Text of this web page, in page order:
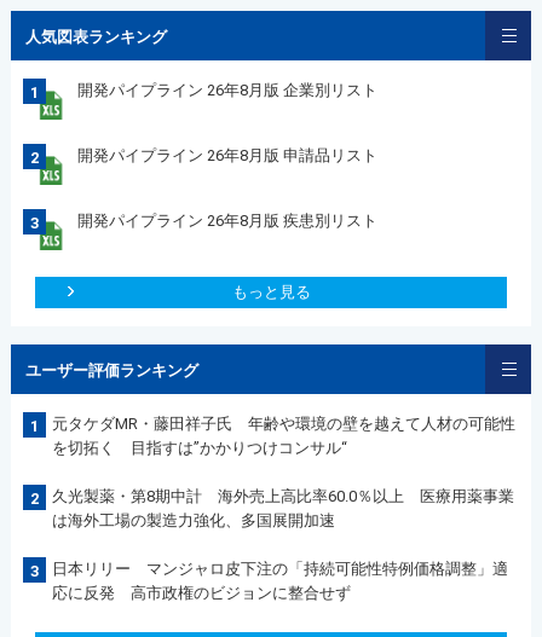
人気図表ランキング
1 開発パイプライン 26年8月版 企業別リスト
2 開発パイプライン 26年8月版 申請品リスト
3 開発パイプライン 26年8月版 疾患別リスト
もっと見る
ユーザー評価ランキング
1
元タケダMR・藤田祥子氏 年齢や環境の壁を越えて人材の可能性
を切拓く 目指すは”かかりつけコンサル“
2
久光製薬・第8期中計 海外売上高比率60.0％以上 医療用薬事業
は海外工場の製造力強化、多国展開加速
3
日本リリー マンジャロ皮下注の「持続可能性特例価格調整」適
応に反発 高市政権のビジョンに整合せず